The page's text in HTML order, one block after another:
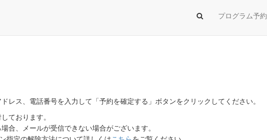
プログラム予約
レス、電話番号を入力して「予約を確定する」ボタンをクリックしてください。
ております。
合、メールが受信できない場合がございます。